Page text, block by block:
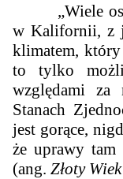
„Wiele
w Kalifornii, z
klimatem,
to tylko
względami za
Stanach
jest gorące,
że uprawy
(ang.Złoty Wiek